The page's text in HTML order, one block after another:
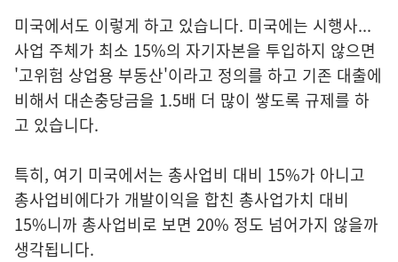
미국에서도 이렇게 하고 있습니다. 미국에는 시행사...
사업 주체가 최소 15%의 자기자본을 투입하지 않으면
'고위험 상업용 부동산'이라고 정의를 하고 기존 대출에
비해서 대손충당금을 1.5배 더 많이 쌓도록 규제를 하
고 있습니다.
특히, 여기 미국에서는 총사업비 대비 15%가 아니고
총사업비에다가 개발이익을 합친 총사업가치 대비
15%니까 총사업비로 보면 20% 정도 넘어가지 않을까
생각됩니다.